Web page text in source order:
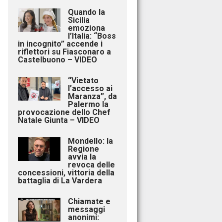
Quando la
Sicilia
emoziona
l’Italia: “Boss
in incognito” accende i
riflettori su Fiasconaro a
Castelbuono – VIDEO
“Vietato
l’accesso ai
Maranza”, da
Palermo la
provocazione dello Chef
Natale Giunta – VIDEO
Mondello: la
Regione
avvia la
revoca delle
concessioni, vittoria della
battaglia di La Vardera
Chiamate e
messaggi
anonimi: